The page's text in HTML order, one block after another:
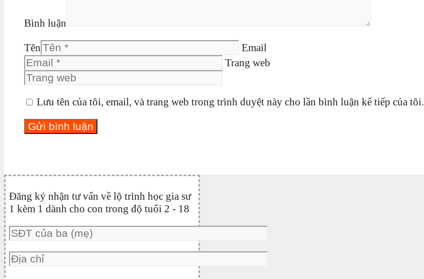
Bình luận
Tên
Email
Trang web
Lưu tên của tôi, email, và trang web trong trình duyệt này cho lần bình luận kế tiếp của tôi.
Đăng ký nhận tư vấn về lộ trình học gia sư
1 kèm 1 dành cho con trong độ tuổi 2 - 18